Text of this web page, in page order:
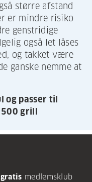
større afstand
er mindre risiko
genstridige
også let låses
og takket være
ganske nemme at
passer til
grill
gratis medlemsklub